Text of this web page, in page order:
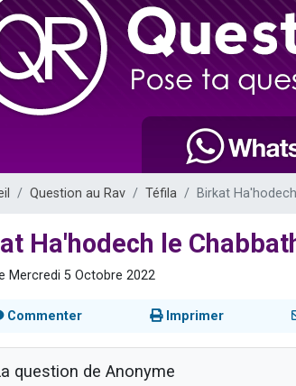
3 personnes
2 personnes
3 personnes
8 personnes
2 personnes
Question au Rav Téfila Birkat
Ha'hodech le
Mercredi 5 Octobre 2022
Commenter Imprimer
question de Anonyme